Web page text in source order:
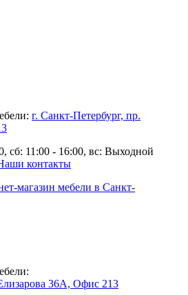
г. Санкт-Петербург, пр.
сб: 11:00 - 16:00, вс: Выходной
контакты
36А, Офис 213